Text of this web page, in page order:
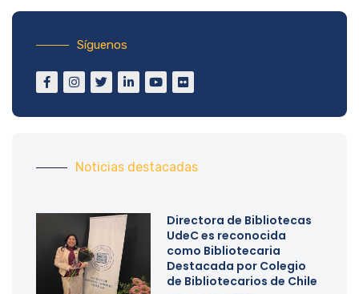
Síguenos
Noticias destacadas
Directora de Bibliotecas
UdeC es reconocida
como Bibliotecaria
Destacada por Colegio
de Bibliotecarios de Chile